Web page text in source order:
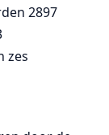
2897
zes